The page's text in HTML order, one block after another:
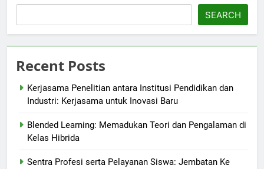
SEARCH
Recent Posts
Kerjasama Penelitian antara Institusi Pendidikan dan
Industri: Kerjasama untuk Inovasi Baru
Blended Learning: Memadukan Teori dan Pengalaman di
Kelas Hibrida
Sentra Profesi serta Pelayanan Siswa: Jembatan Ke